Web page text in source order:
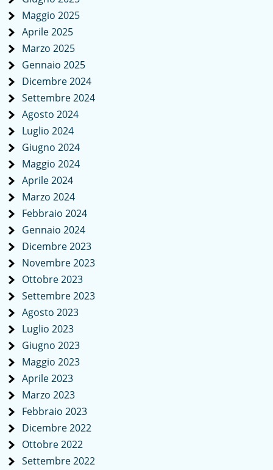
Maggio 2025
Aprile 2025
Marzo 2025
Gennaio 2025
Dicembre 2024
Settembre 2024
Agosto 2024
Luglio 2024
Giugno 2024
Maggio 2024
Aprile 2024
Marzo 2024
Febbraio 2024
Gennaio 2024
Dicembre 2023
Novembre 2023
Ottobre 2023
Settembre 2023
Agosto 2023
Luglio 2023
Giugno 2023
Maggio 2023
Aprile 2023
Marzo 2023
Febbraio 2023
Dicembre 2022
Ottobre 2022
Settembre 2022